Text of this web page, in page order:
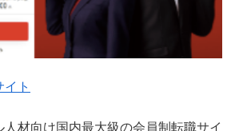
ト
材向け国内最大級の会員制転職サイ